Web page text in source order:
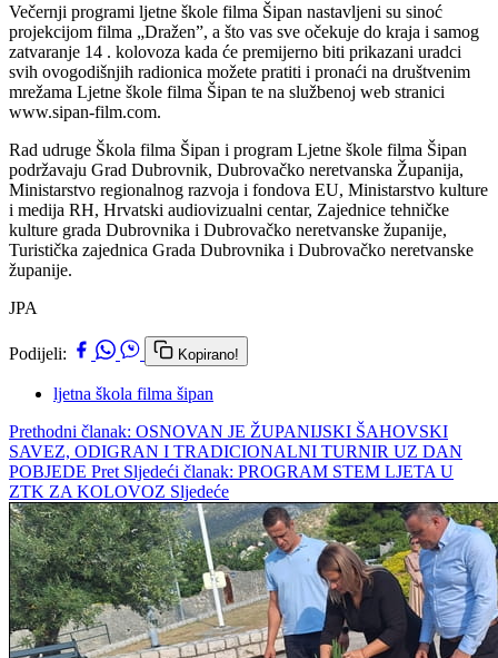
Večernji programi ljetne škole filma Šipan nastavljeni su sinoć
projekcijom filma „Dražen”, a što vas sve očekuje do kraja i samog
zatvaranje 14 . kolovoza kada će premijerno biti prikazani uradci
svih ovogodišnjih radionica možete pratiti i pronaći na društvenim
mrežama Ljetne škole filma Šipan te na službenoj web stranici
www.sipan-film.com.
Rad udruge Škola filma Šipan i program Ljetne škole filma Šipan
podržavaju Grad Dubrovnik, Dubrovačko neretvanska Županija,
Ministarstvo regionalnog razvoja i fondova EU, Ministarstvo kulture
i medija RH, Hrvatski audiovizualni centar, Zajednice tehničke
kulture grada Dubrovnika i Dubrovačko neretvanske županije,
Turistička zajednica Grada Dubrovnika i Dubrovačko neretvanske
županije.
JPA
Podijeli: Kopirano!
ljetna škola filma šipan
Prethodni članak: OSNOVAN JE ŽUPANIJSKI ŠAHOVSKI
SAVEZ, ODIGRAN I TRADICIONALNI TURNIR UZ DAN
POBJEDE Pret Sljedeći članak: PROGRAM STEM LJETA U
ZTK ZA KOLOVOZ Sljedeće